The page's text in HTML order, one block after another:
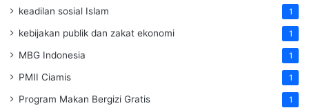
keadilan sosial Islam 1
kebijakan publik dan zakat ekonomi 1
MBG Indonesia 1
PMII Ciamis 1
Program Makan Bergizi Gratis 1